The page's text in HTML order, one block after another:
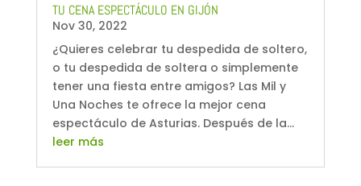
TU CENA ESPECTÁCULO EN GIJÓN
Nov 30, 2022
¿Quieres celebrar tu despedida de soltero,
o tu despedida de soltera o simplemente
tener una fiesta entre amigos? Las Mil y
Una Noches te ofrece la mejor cena
espectáculo de Asturias. Después de la...
leer más